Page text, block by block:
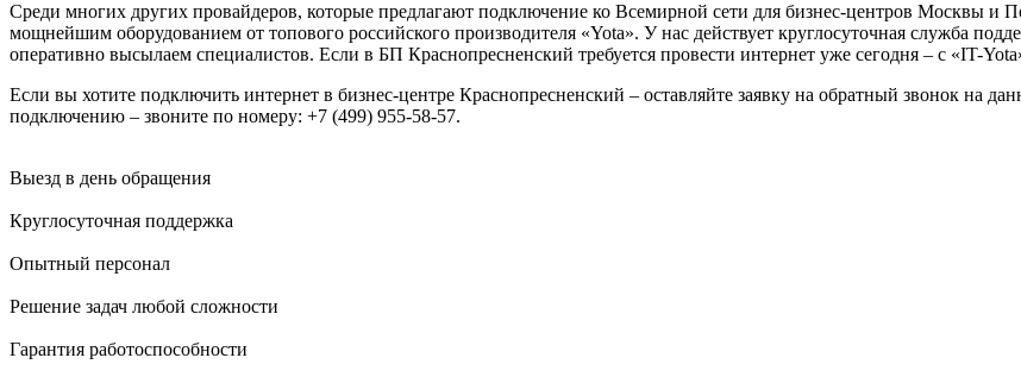
Среди многих других провайдеров, которые предлагают подключение ко Всемирной сети для бизнес-центров Москвы и
мощнейшим оборудованием от топового российского производителя «Yota». У нас действует круглосуточная служба
оперативно высылаем специалистов. Если в БП Краснопресненский требуется провести интернет уже сегодня – с «IT-
Если вы хотите подключить интернет в бизнес-центре Краснопресненский – оставляйте заявку на обратный звонок на
подключению – звоните по номеру: +7 (499) 955-58-57.
Выезд в день обращения
Круглосуточная поддержка
Опытный персонал
Решение задач любой сложности
Гарантия работоспособности